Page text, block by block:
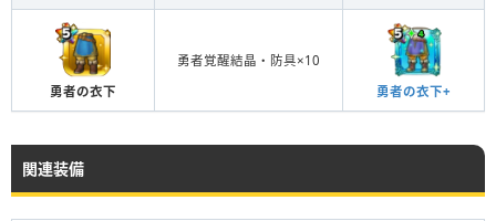
勇者の衣下
勇者覚醒結晶・防具×10
勇者の衣下+
関連装備